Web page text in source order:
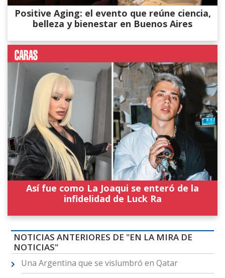
Positive Aging: el evento que reúne ciencia,
belleza y bienestar en Buenos Aires
Así fue como La Joaqui se enteró de la
infidelidad de Luck Ra
NOTICIAS ANTERIORES DE "EN LA MIRA DE
NOTICIAS"
Una Argentina que se vislumbró en Qatar